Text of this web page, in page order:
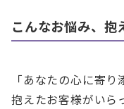
こんなお悩み、抱
「あなたの心に寄
抱えたお客様がいら